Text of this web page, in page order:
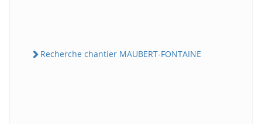
Recherche chantier MAUBERT-FONTAINE